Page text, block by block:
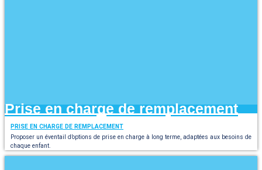
Prise en charge de remplacement
PRISE EN CHARGE DE REMPLACEMENT
Proposer un éventail d’options de prise en charge à long terme, adaptées aux besoins de
chaque enfant.